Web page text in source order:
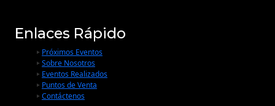
Enlaces Rápido
Próximos Eventos
Sobre Nosotros
Eventos Realizados
Puntos de Venta
Contáctenos